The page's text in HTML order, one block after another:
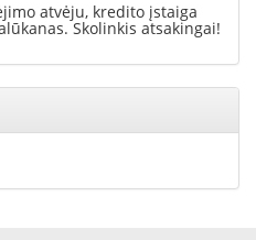
atvėju, kredito įstaiga
Skolinkis atsakingai!